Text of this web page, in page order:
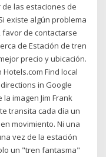
las estaciones de
existe algún problema
favor de contactarse
de Estación de tren
precio y ubicación.
Find local
in Google
imagen Jim Frank
transita cada día un
movimiento. Ni una
vez de la estación
un "tren fantasma"